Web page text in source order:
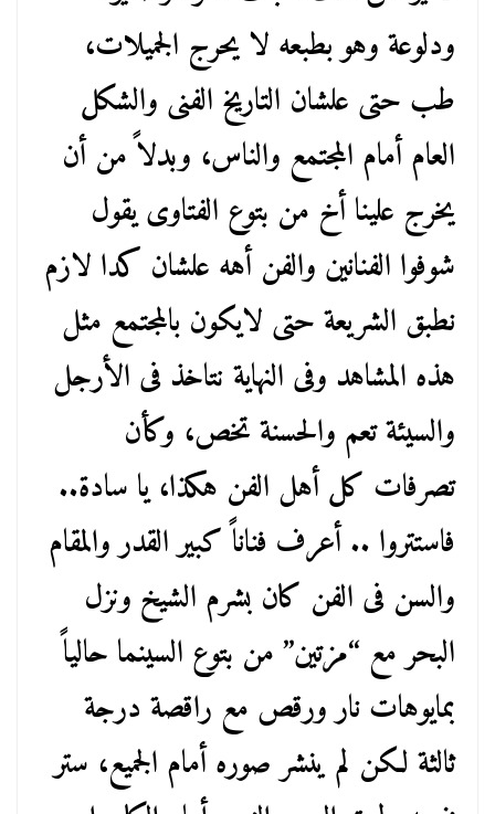
ودلوعة وهو بطبعه لا يحرج الجميلات،
طب حتى علشان التاريخ الفنى والشكل
العام أمام المجتمع والناس، وبدلاً من أن
يخرج علينا أخ من بتوع الفتاوى يقول
شوفوا الفنانين والفن أهه علشان كدا لازم
نطبق الشريعة حتى لايكون بالمجتمع مثل
هذه المشاهد وفى النهاية نتاخذ فى الأرجل
والسيئة تعم والحسنة تخص، وكأن
تصرفات كل أهل الفن هكذا، يا سادة..
فاستتروا .. أعرف فناناً كبير القدر والمقام
والسن فى الفن كان بشرم الشيخ ونزل
البحر مع “مزتين” من بتوع السينما حالياً
بمايوهات نار ورقص مع راقصة درجة
ثالثة لكن لم ينشر صوره أمام الجميع، ستر